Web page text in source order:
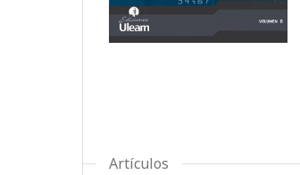
Artículos